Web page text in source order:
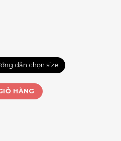
dẫn chọn size
HÀNG